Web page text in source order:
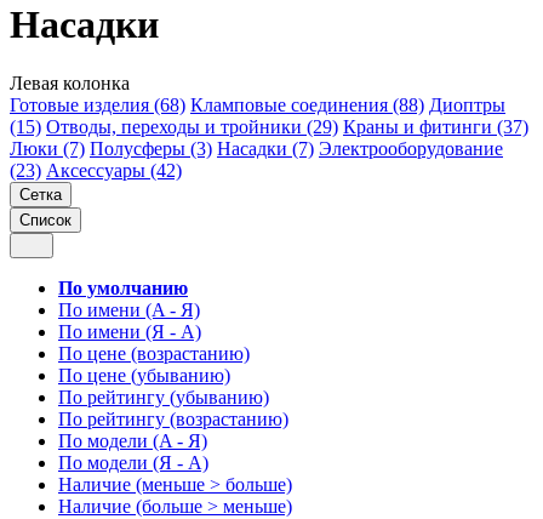
Насадки
Левая колонка
Готовые изделия (68) Кламповые соединения (88) Диоптры
(15) Отводы, переходы и тройники (29) Краны и фитинги (37)
Люки (7) Полусферы (3) Насадки (7) Электрооборудование
(23) Аксессуары (42)
Сетка
Список
По умолчанию
По имени (A - Я)
По имени (Я - A)
По цене (возрастанию)
По цене (убыванию)
По рейтингу (убыванию)
По рейтингу (возрастанию)
По модели (A - Я)
По модели (Я - A)
Наличие (меньше > больше)
Наличие (больше > меньше)